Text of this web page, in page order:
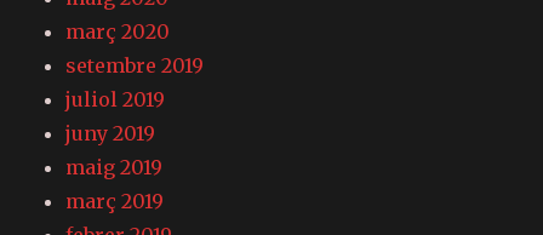
març 2020
setembre 2019
juliol 2019
juny 2019
maig 2019
març 2019